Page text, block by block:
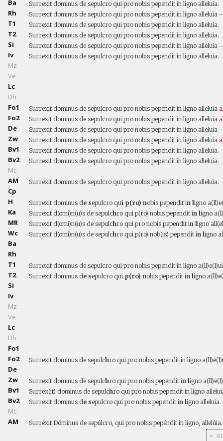
Ba Surrexit dominus de sepulcro qui pro nobis pependit in ligno alleluia.
Rh Surrexit dominus de sepulcro qui pro nobis pependit in ligno alleluia
T1 Surrexit dominus de sepulcro qui pro nobis pependit in ligno alleluia.
T2 Surrexit dominus de sepulcro qui pro nobis pependit in ligno alleluia.
Si Surrexit dominus de sepulcro qui pro nobis pependit in ligno alleluia
Iv Surrexit dominus de sepulcro qui pro nobis pependit in ligno alleluia.
Mz
Ve
Lc
Dh
Fo1
Surrexit dominus de sepulcro qui pro nobis pependit in ligno alleluia
Fo2 Surrexit dominus de sepulcro qui pro nobis pependit in ligno alleluia
De Surrexit dominus de sepulcro qui pro nobis pependit in ligno alleluia
Zw Surrexit dominus de sepulcro qui pro nobis pependit in ligno alleluia
Bv1 Surrexit dominus de sepulcro qui pro nobis pependit in ligno alleluia.
Bv2 Surrexit dominus de sepulcro qui pro nobis pependit in ligno alleluia.
Mc
AM
Surrexit dominus de sepulcro qui pro nobis pependit in ligno alleluia.
Cp
H
Surrexit dominus de sepulcro qui p(ro) nobis pependit in ligno
Ka Surrexit d(omi)n(u)s de sepulchro qui p(ro) nobis pependit in ligno
MR Surrexit d(omi)n(u)s de sepulchro qui pro nobis pependit in ligno
Wc Surrexit d(omi)n(u)s de sepulchro qui p(ro) nob(is) pependit in ligno
Ba
Rh
T1
Surrexit dominus de sepulcro qui pro nobis pependit in ligno
T2 Surrexit dominus de sepulcro qui p(ro) nobis pependit in ligno
Si
Iv
Mz
Ve
Lc
Dh
Fo1
Fo2
Surrexit dominus de sepulchro qui pro nobis pependit in ligno
De
Zw
Surrexit dominus de sepulchro qui pro nobis pependit in ligno
Bv1 Surrex(it) dominus de sepulchro qui pro nobis pependit in ligno
Bv2 Surrexit dominus de sepulcro qui pro nobis pependit in ligno
Mc
AM
Surréxit Dóminus de sepúlcro, qui pro nobis pepéndit in ligno, allelúia.